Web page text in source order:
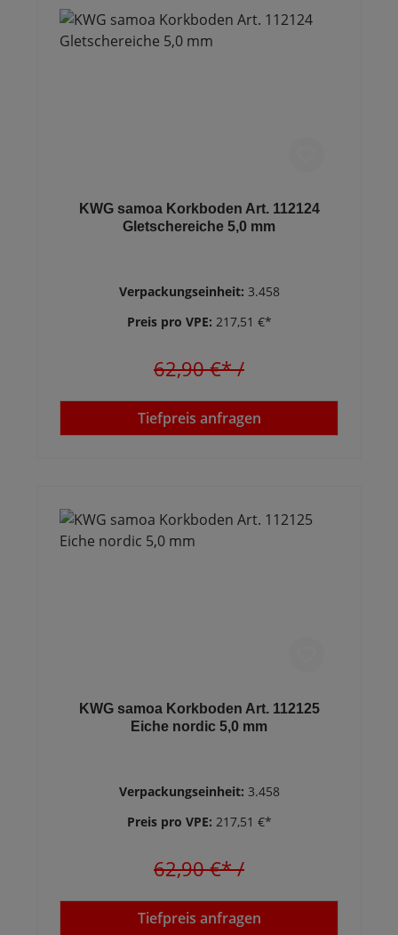
KWG samoa Korkboden Art. 112124
Gletschereiche 5,0 mm
Verpackungseinheit: 3.458
Preis pro VPE: 217,51 €*
62,90 €*/
Tiefpreis anfragen
KWG samoa Korkboden Art. 112125
Eiche nordic 5,0 mm
Verpackungseinheit: 3.458
Preis pro VPE: 217,51 €*
62,90 €*/
Tiefpreis anfragen